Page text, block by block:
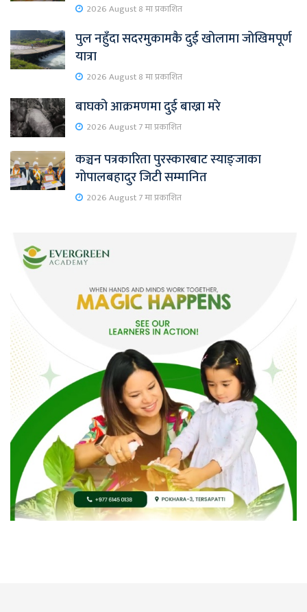
2026 August 8 मा प्रकाशित
पुल नहुँदा सदरमुकामकै दुई खोलामा जोखिमपूर्ण
यात्रा
2026 August 8 मा प्रकाशित
बाघको आक्रमणमा दुई बाख्रा मरे
2026 August 7 मा प्रकाशित
कञ्चन पत्रकारिता पुरस्कारबाट स्याङ्जाका
गोपालबहादुर जिटी सम्मानित
2026 August 7 मा प्रकाशित